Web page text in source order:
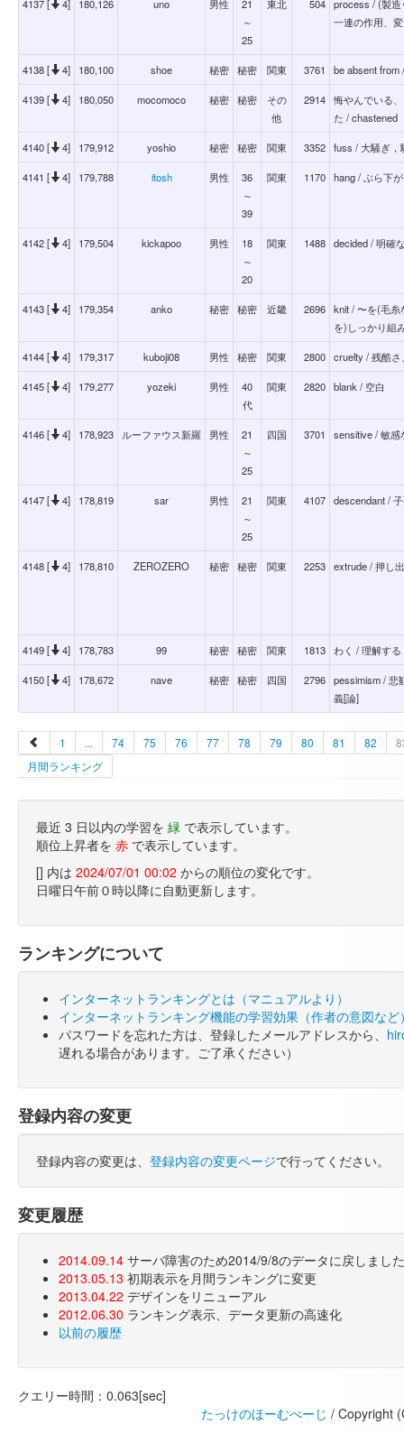
4137 [ 4] 180,126 uno 男性
21
～
25
東北 504 process / (製
一連の作用、
4138 [ 4] 180,100 shoe 秘密 秘密 関東 3761 be absent from
4139 [ 4] 180,050 mocomoco 秘密 秘密
その
他
2914 悔やんでいる
た / chastened
4140 [ 4] 179,912 yoshio 秘密 秘密 関東 3352 fuss / 大騒ぎ，
4141 [ 4] 179,788 itosh 男性
36
～
39
関東 1170 hang / ぶら下
4142 [ 4] 179,504 kickapoo 男性
18
～
20
関東 1488 decided / 明確
4143 [ 4] 179,354 anko 秘密 秘密 近畿 2696 knit / 〜を(毛
を)しっかり組
4144 [ 4] 179,317 kuboji08 男性 秘密 関東 2800 cruelty / 残酷
4145 [ 4] 179,277 yozeki 男性
40
代
関東 2820 blank / 空白
4146 [ 4] 178,923 ルーファウス新羅 男性
21
～
25
四国 3701 sensitive / 敏感
4147 [ 4] 178,819 sar 男性
21
～
25
関東 4107 descendant /
4148 [ 4] 178,810 ZEROZERO 秘密 秘密 関東 2253 extrude / 押し
4149 [ 4] 178,783 99 秘密 秘密 関東 1813 わく / 理解する
4150 [ 4] 178,672 nave 秘密 秘密 四国 2796 pessimism / 悲
義[論]
1 ... 74 75 76 77 78 79 80 81 82
月間ランキング
最近 3 日以内の学習を 緑 で表示しています。
順位上昇者を 赤 で表示しています。
[] 内は 2024/07/01 00:02 からの順位の変化です。
日曜日午前０時以降に自動更新します。
ランキングについて
インターネットランキングとは（マニュアルより）
インターネットランキング機能の学習効果（作者の意図など
パスワードを忘れた方は、登録したメールアドレスから、
遅れる場合があります。ご了承ください）
登録内容の変更
登録内容の変更は、 登録内容の変更ページで行ってください。
変更履歴
2014.09.14 サーバ障害のため2014/9/8のデータに戻しまし
2013.05.13 初期表示を月間ランキングに変更
2013.04.22 デザインをリニューアル
2012.06.30 ランキング表示、データ更新の高速化
以前の履歴
クエリー時間：0.063[sec]
たっけのほーむぺーじ / Copyright